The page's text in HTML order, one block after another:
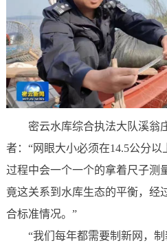
密云水库综合执法大队溪翁
者：“网眼大小必须在14.5公分
过程中会一个一个的拿着尺子测
竟这关系到水库生态的平衡，经
合标准情况。”
“我们每年都需要制新网，